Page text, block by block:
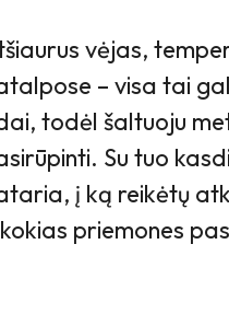
vėjas,
– visa tai
todėl šaltuoju
Su tuo
į ką reikėtų
priemones